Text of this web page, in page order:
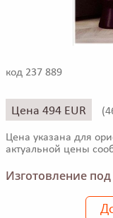
код 237 889
Цена 494 EUR (
Цена указана для
актуальной цены
Изготовление под